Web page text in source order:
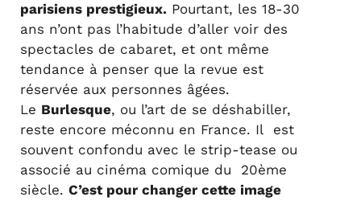
parisiens prestigieux. Pourtant, les 18-30
ans n’ont pas l’habitude d’aller voir des
spectacles de cabaret, et ont même
tendance à penser que la revue est
réservée aux personnes âgées.
Le Burlesque, ou l’art de se déshabiller,
reste encore méconnu en France. Il est
souvent confondu avec le strip-tease ou
associé au cinéma comique du 20ème
siècle. C’est pour changer cette image